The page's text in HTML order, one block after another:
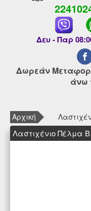
Δευ - Παρ
Δωρεάν
άνω
Αρχική
Λαστιχένιο Πέλμα